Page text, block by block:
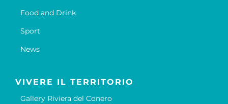
Food and Drink
Sport
News
VIVERE IL TERRITORIO
Gallery Riviera del Conero